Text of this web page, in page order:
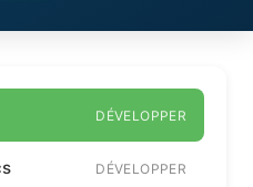
DÉVELOPPER
DÉVELOPPER